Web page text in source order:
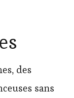
des
sans